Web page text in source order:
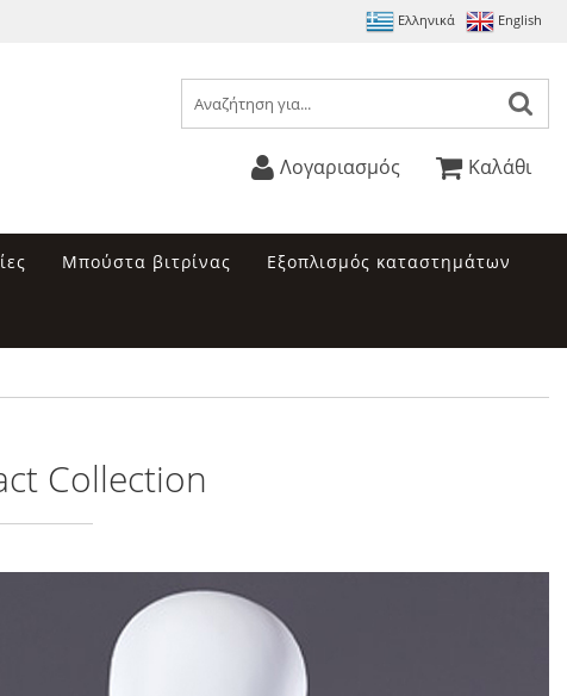
Ελληνικά English
Λογαριασμός Καλάθι
Μπούστα βιτρίνας Εξοπλισμός καταστημάτων
Collection